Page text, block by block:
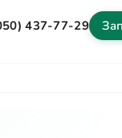
437-77-29